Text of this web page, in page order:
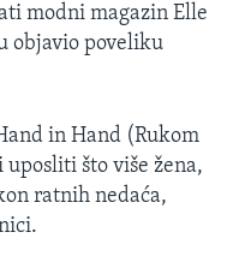
modni magazin Elle
objavio poveliku
in Hand (Rukom
što više žena,
ratnih nedaća,